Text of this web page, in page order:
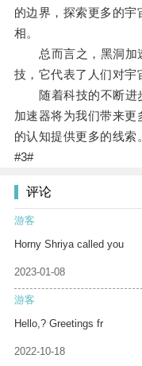
的边界，探索更多的
相。
总而言之，黑洞加
技，它代表了人们对宇
随着科技的不断进
加速器将为我们带来
的认知提供更多的线索。
#3#
评论
游客
Horny Shriya called you
2023-01-08
游客
Hello,? Greetings fr
2022-10-18